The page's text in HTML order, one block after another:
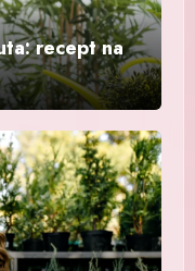
recept na